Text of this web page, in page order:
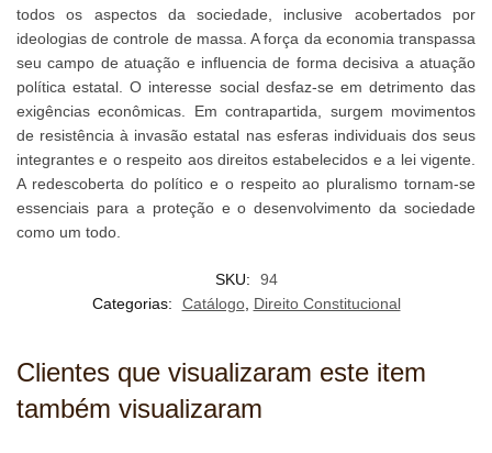
todos os aspectos da sociedade, inclusive acobertados por
ideologias de controle de massa. A força da economia transpassa
seu campo de atuação e influencia de forma decisiva a atuação
política estatal. O interesse social desfaz-se em detrimento das
exigências econômicas. Em contrapartida, surgem movimentos
de resistência à invasão estatal nas esferas individuais dos seus
integrantes e o respeito aos direitos estabelecidos e a lei vigente.
A redescoberta do político e o respeito ao pluralismo tornam-se
essenciais para a proteção e o desenvolvimento da sociedade
como um todo.
SKU:
94
Categorias:
Catálogo, Direito Constitucional
Clientes que visualizaram este item
também visualizaram